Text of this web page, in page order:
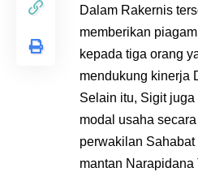
Dalam Rakernis
memberikan
kepada tiga orang
mendukung kinerja
Selain itu, Sigit
modal usaha
perwakilan
mantan Narapidana